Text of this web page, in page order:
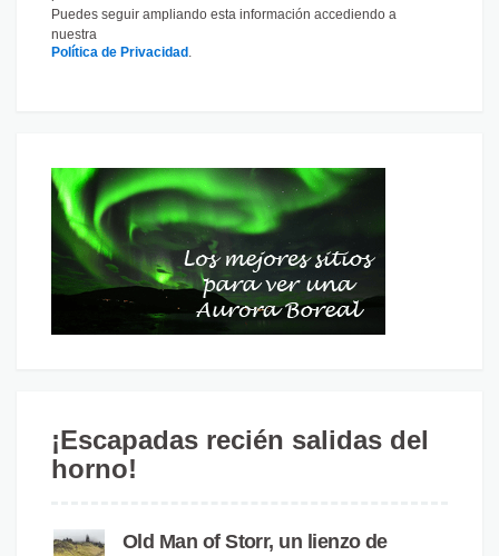
Puedes seguir ampliando esta información accediendo a
nuestra
Política de Privacidad
¡Escapadas recién salidas del
horno!
Old Man of Storr, un lienzo de